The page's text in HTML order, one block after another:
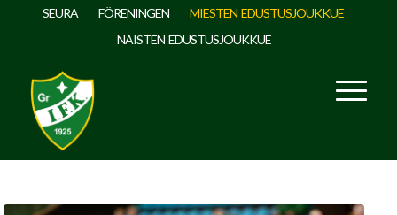
SEURA FÖRENINGEN
MIESTEN EDUSTUSJOUKKUE
NAISTEN EDUSTUSJOUKKUE